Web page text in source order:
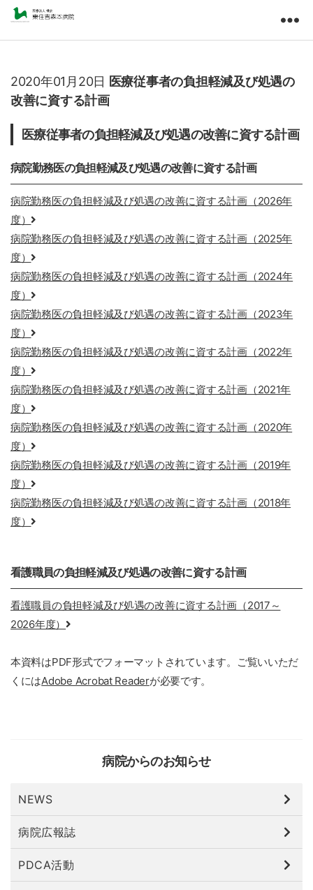
住
森
本
病
院
法
人
橘
会
病院からのお知らせ
NEWS
病院広報誌
PDCA活動
2020年01月20日 医療従事者の負担軽減及び処遇の
改善に資する計画
医療従事者の負担軽減及び処遇の改善に資する計画
病院勤務医の負担軽減及び処遇の改善に資する計画
病院勤務医の負担軽減及び処遇の改善に資する計画（2026年
度）
病院勤務医の負担軽減及び処遇の改善に資する計画（2025年
度）
病院勤務医の負担軽減及び処遇の改善に資する計画（2024年
度）
病院勤務医の負担軽減及び処遇の改善に資する計画（2023年
度）
病院勤務医の負担軽減及び処遇の改善に資する計画（2022年
度）
病院勤務医の負担軽減及び処遇の改善に資する計画（2021年
度）
病院勤務医の負担軽減及び処遇の改善に資する計画（2020年
度）
病院勤務医の負担軽減及び処遇の改善に資する計画（2019年
度）
病院勤務医の負担軽減及び処遇の改善に資する計画（2018年
度）
看護職員の負担軽減及び処遇の改善に資する計画
看護職員の負担軽減及び処遇の改善に資する計画（2017～
2026年度）
本資料はPDF形式でフォーマットされています。ご覧いいただ
くにはAdobe Acrobat Readerが必要です。